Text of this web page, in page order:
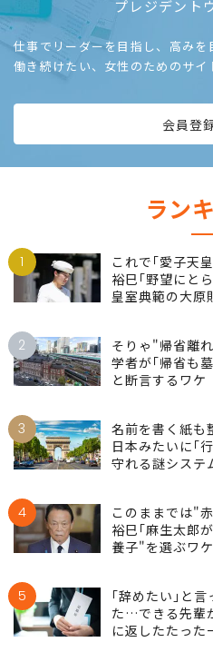
プレジデント
仕事でリーダーを目指し、高み
働き続けたい、女性のためのサイ
会員登
ラン
1
これで｢愛子天
裕巳｢野望にと
皇室典範の大原
2
そりゃ"帰省離
学者が｢帰省も
と断言するワケ
3
名前を書く紙
日本みたいに｢
守れる謎システ
4
このままでは"
裕巳｢麻生太郎
養子"を選ぶワ
5
｢辞めたい｣と言
た…できる先輩
に返したたった